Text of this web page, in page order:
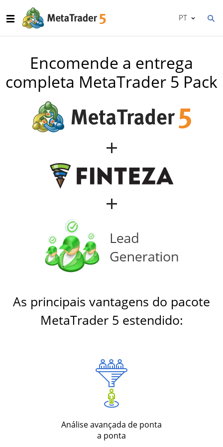
PT
Encomende a entrega
completa MetaTrader 5 Pack
As principais vantagens do pacote
MetaTrader 5 estendido:
Análise avançada de ponta
a ponta